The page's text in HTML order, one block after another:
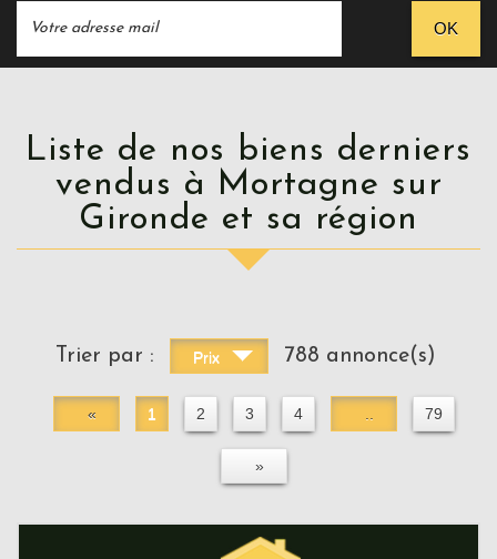
OK
Liste de nos biens derniers
vendus à Mortagne sur
Gironde et sa région
Trier par : Prix 788 annonce(s)
« 1 2 3 4 .. 79
»